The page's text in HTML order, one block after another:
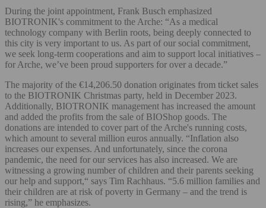
During the joint appointment, Frank Busch emphasized
BIOTRONIK's commitment to the Arche: “As a medical
technology company with Berlin roots, being deeply connected to
this city is very important to us. As part of our social commitment,
we seek long-term cooperations and aim to support local initiatives –
for Arche, we’ve been proud supporters for over a decade.”
The majority of the €14,206.50 donation originates from ticket sales
to the BIOTRONIK Christmas party, held in December 2023.
Additionally, BIOTRONIK management has increased the amount
and added the profits from the sale of BIOShop goods. The
donations are intended to cover part of the Arche's running costs,
which amount to several million euros annually. “Inflation also
increases our expenses. And unfortunately, since the corona
pandemic, the need for our services has also increased. We are
witnessing a growing number of children and their parents seeking
our help and support,“ says Tim Rachhaus. “5.6 million families and
their children are at risk of poverty in Germany – and the trend is
rising,” he emphasizes.